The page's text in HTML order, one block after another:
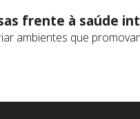
frente à saúde
ambientes que